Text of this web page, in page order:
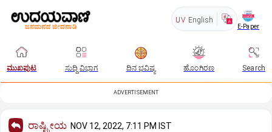
UV English
E-Paper
ಮುಖಪುಟ ಸುದ್ದಿ ವಿಭಾಗ ದಿನ ಭವಿಷ್ಯ ಹೊಂಗಿರಣ Search
ADVERTISEMENT
ರಾಷ್ಟ್ರೀಯ NOV 12, 2022, 7:11 PM IST